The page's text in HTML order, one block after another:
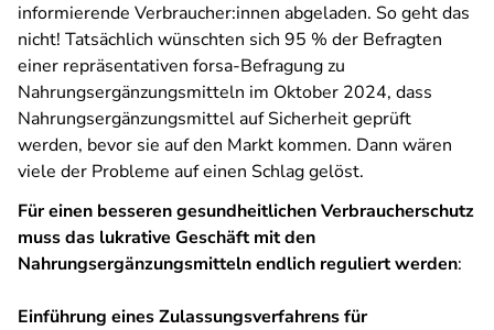
informierende Verbraucher:innen abgeladen. So geht das
nicht! Tatsächlich wünschten sich 95 % der Befragten
einer repräsentativen forsa-Befragung zu
Nahrungsergänzungsmitteln im Oktober 2024, dass
Nahrungsergänzungsmittel auf Sicherheit geprüft
werden, bevor sie auf den Markt kommen. Dann wären
viele der Probleme auf einen Schlag gelöst.
Für einen besseren gesundheitlichen Verbraucherschutz
muss das lukrative Geschäft mit den
Nahrungsergänzungsmitteln endlich reguliert werden:
Einführung eines Zulassungsverfahrens für